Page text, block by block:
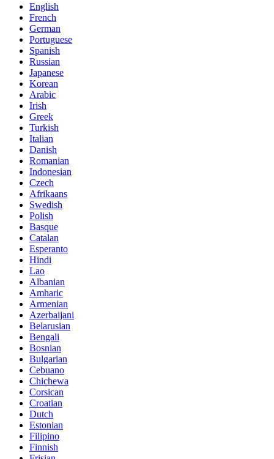
English
French
German
Portuguese
Spanish
Russian
Japanese
Korean
Arabic
Irish
Greek
Turkish
Italian
Danish
Romanian
Indonesian
Czech
Afrikaans
Swedish
Polish
Basque
Catalan
Esperanto
Hindi
Lao
Albanian
Amharic
Armenian
Azerbaijani
Belarusian
Bengali
Bosnian
Bulgarian
Cebuano
Chichewa
Corsican
Croatian
Dutch
Estonian
Filipino
Finnish